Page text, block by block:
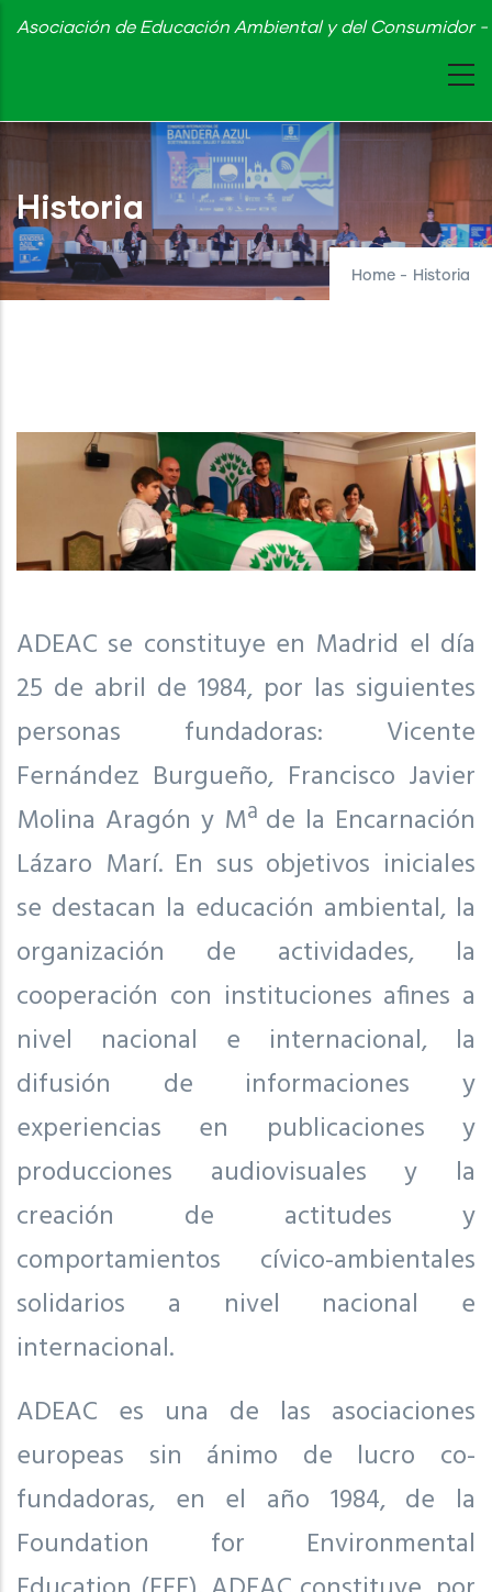
Skip
content
Asociación de Educación Ambiental y del Consumidor
Historia
Home - Historia
ADEAC se constituye en Madrid el día
25 de abril de 1984, por las siguientes
personas fundadoras: Vicente
Fernández Burgueño, Francisco Javier
Molina Aragón y Mª de la Encarnación
Lázaro Marí. En sus objetivos iniciales
se destacan la educación ambiental, la
organización de actividades, la
cooperación con instituciones afines a
nivel nacional e internacional, la
difusión de informaciones y
experiencias en publicaciones y
producciones audiovisuales y la
creación de actitudes y
comportamientos cívico-ambientales
solidarios a nivel nacional e
internacional.
ADEAC es una de las asociaciones
europeas sin ánimo de lucro co-
fundadoras, en el año 1984, de la
Foundation for Environmental